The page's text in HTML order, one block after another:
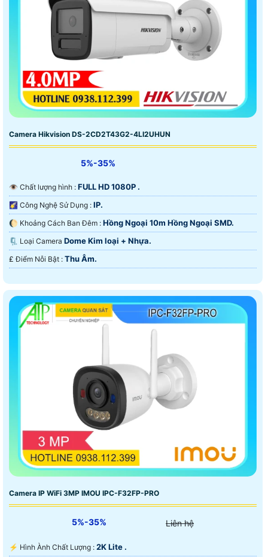
Camera Hikvision DS-2CD2T43G2-4LI2UHUN
5%-35%
👁 Chất lượng hình : FULL HD 1080P .
🌠 Công Nghệ Sử Dụng : IP.
🌔 Khoảng Cách Ban Đêm : Hồng Ngoại 10m Hồng Ngoại SMD.
🗜️ Loại Camera Dome Kim loại + Nhựa.
️₤ Điểm Nỗi Bật : Thu Âm.
Camera IP WiFi 3MP IMOU IPC-F32FP-PRO
5%-35% Liên hệ
️⚡ Hình Ành Chất Lượng : 2K Lite .